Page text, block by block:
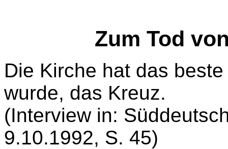
Zum Tod
Die Kirche hat das
wurde, das Kreuz.
(Interview in:
9.10.1992, S. 45)